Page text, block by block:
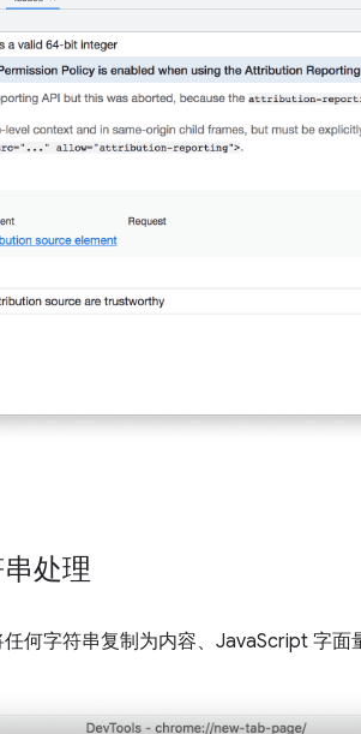
处理
何字符串复制为内容、JavaScript 字面